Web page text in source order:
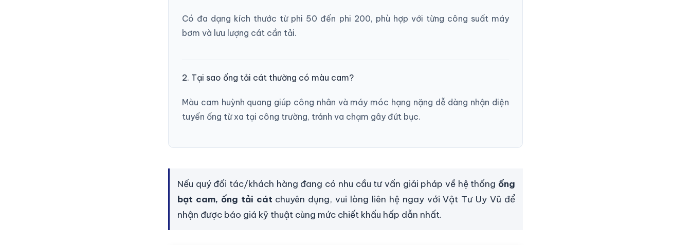
Có đa dạng kích thước từ phi 50 đến phi 200, phù hợp với từng công suất máy
bơm và lưu lượng cát cần tải.
2. Tại sao ống tải cát thường có màu cam?
Màu cam huỳnh quang giúp công nhân và máy móc hạng nặng dễ dàng nhận diện
tuyến ống từ xa tại công trường, tránh va chạm gây đứt bục.
Nếu quý đối tác/khách hàng đang có nhu cầu tư vấn giải pháp về hệ thống ống
bạt cam, ống tải cát chuyên dụng, vui lòng liên hệ ngay với Vật Tư Uy Vũ để
nhận được báo giá kỹ thuật cùng mức chiết khấu hấp dẫn nhất.